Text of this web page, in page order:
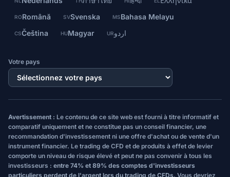
RORomână SVSvenska MSBahasa Melayu
CSČeština HUMagyar URاردو
Votre pays
Avertissement : Le contenu de ce site web est fourni à titre informatif et
comparatif uniquement et ne constitue pas un conseil financier, une
recommandation d'investissement ni une offre d'achat ou de vente d'un
instrument financier. Le trading de CFD et de produits à effet de levier
comporte un niveau de risque élevé et peut ne pas convenir à tous les
investisseurs : entre 74% et 89% des comptes d'investisseurs
particuliers perdent de l'argent lors du trading de CFDs. Vous devriez